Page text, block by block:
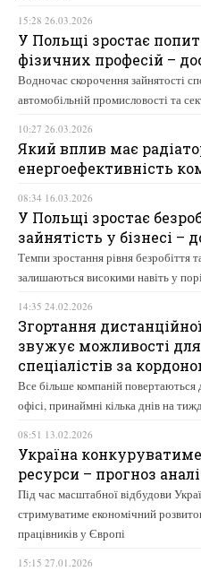
15:28 26.03.2026
У Польщі зростає
фізичних професій –
Водночас скорочення зайнятості
автомобільній промисловості та
10:27 26.03.2026
Який вплив має
енергоефективність
08:34 16.03.2026
У Польщі зростає
зайнятість у бізнесі –
Темпи зростання рівня безробіття
залишаються високими навіть у
14:35 24.02.2026
Згортання
звужує можливості
спеціалістів за
Все більше компаній
офісі, принаймні кілька днів на
08:51 13.02.2026
Україна
ресурси – прогноз
Під час масштабної відбудови
стримуватиме економічний
працівників у Європі
15:15 27.01.2026